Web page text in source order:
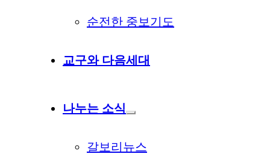
순전한 중보기도
교구와 다음세대
나누는 소식
갈보리뉴스